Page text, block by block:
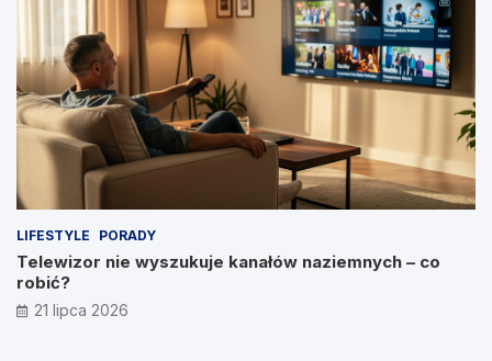
LIFESTYLE PORADY
Telewizor nie wyszukuje kanałów naziemnych – co
robić?
21 lipca 2026